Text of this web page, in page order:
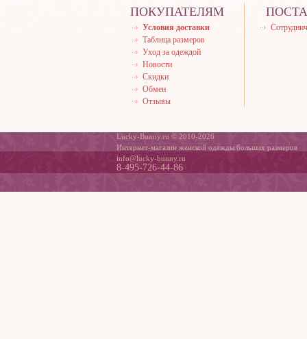
ПОКУПАТЕЛЯМ
Условия доставки
Таблица размеров
Уход за одеждой
Новости
Скидки
Обмен
Отзывы
Lucky-Bunny.ru © 2010-2026
Интернет-магазин женской одежды больших размеров
info@lucky-bunny.ru
8-495-726-44-86